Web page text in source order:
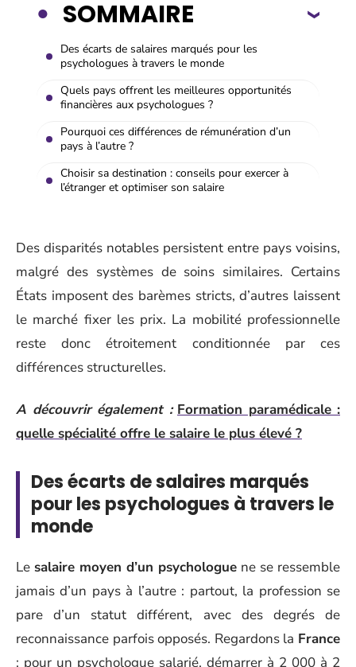
SOMMAIRE
Des écarts de salaires marqués pour les
psychologues à travers le monde
Quels pays offrent les meilleures opportunités
financières aux psychologues ?
Pourquoi ces différences de rémunération d’un
pays à l’autre ?
Choisir sa destination : conseils pour exercer à
l’étranger et optimiser son salaire
Des disparités notables persistent entre pays voisins,
malgré des systèmes de soins similaires. Certains
États imposent des barèmes stricts, d’autres laissent
le marché fixer les prix. La mobilité professionnelle
reste donc étroitement conditionnée par ces
différences structurelles.
A découvrir également : Formation paramédicale :
quelle spécialité offre le salaire le plus élevé ?
Des écarts de salaires marqués
pour les psychologues à travers le
monde
Le salaire moyen d’un psychologue ne se ressemble
jamais d’un pays à l’autre : partout, la profession se
pare d’un statut différent, avec des degrés de
reconnaissance parfois opposés. Regardons la France
: pour un psychologue salarié, démarrer à 2 000 à 2